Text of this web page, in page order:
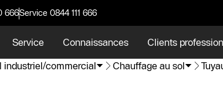
666Service 0844 111 666
Service Connaissances Clients
industriel/commercial Chauffage au sol